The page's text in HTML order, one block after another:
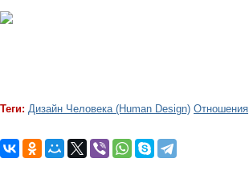
Теги: Дизайн Человека (Human Design) Отношения